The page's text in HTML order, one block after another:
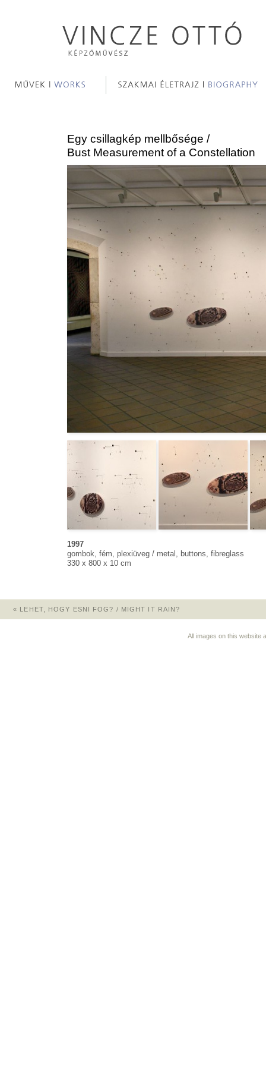
Egy csillagkép mellbősége /
Bust Measurement of a Constellation
1997
gombok, fém, plexiüveg / metal, buttons, fibreglass
330 x 800 x 10 cm
« LEHET, HOGY ESNI FOG? / MIGHT IT RAIN?
All images on this website